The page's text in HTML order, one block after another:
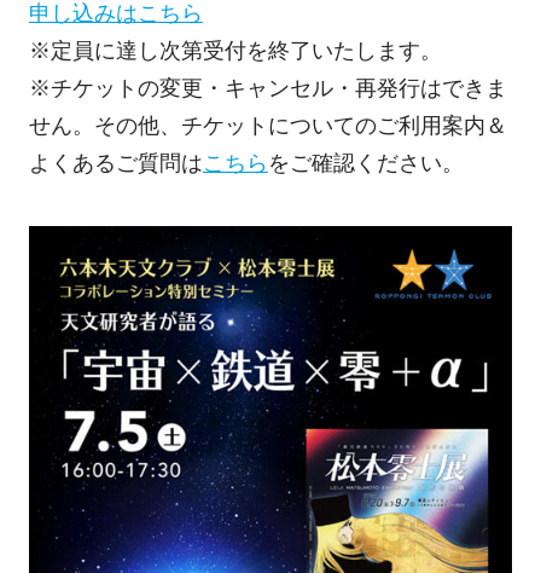
申し込みはこちら
※定員に達し次第受付を終了いたします。
※チケットの変更・キャンセル・再発行はできま
せん。その他、チケットについてのご利用案内＆
よくあるご質問はこちら をご確認ください。